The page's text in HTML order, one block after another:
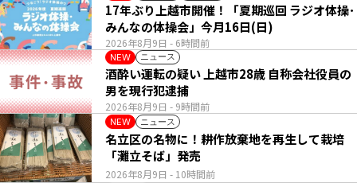
2026年8月9日 - 6時間前
17年ぶり上越市開催！「夏期巡回 ラジオ体操･
みんなの体操会」今月16日(日)
NEW ニュース
2026年8月9日 - 9時間前
酒酔い運転の疑い 上越市28歳 自称会社役員の
男を現行犯逮捕
NEW ニュース
2026年8月9日 - 10時間前
名立区の名物に！耕作放棄地を再生して栽培
「灘立そば」発売